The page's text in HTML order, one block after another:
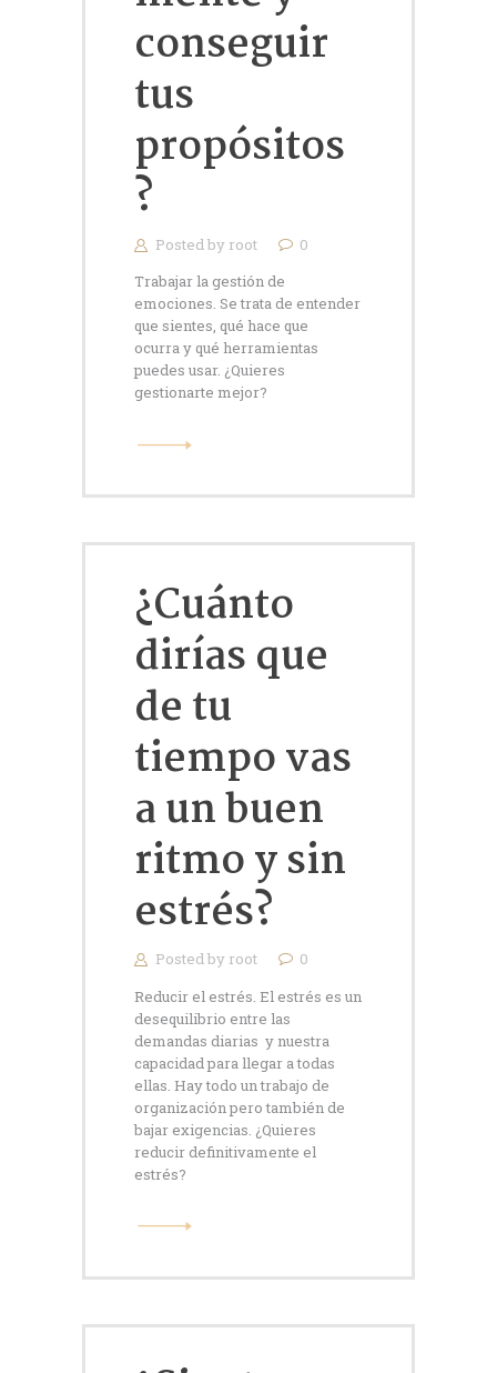
conseguir
tus
propósitos
?
Posted by root
0
Trabajar la gestión de
emociones. Se trata de entender
que sientes, qué hace que
ocurra y qué herramientas
puedes usar. ¿Quieres
gestionarte mejor?
¿Cuánto
dirías que
de tu
tiempo vas
a un buen
ritmo y sin
estrés?
Posted by root
0
Reducir el estrés. El estrés es un
desequilibrio entre las
demandas diarias y nuestra
capacidad para llegar a todas
ellas. Hay todo un trabajo de
organización pero también de
bajar exigencias. ¿Quieres
reducir definitivamente el
estrés?